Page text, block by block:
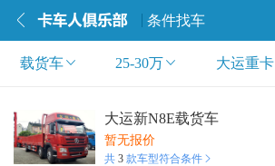
条件找车
载货车 25-30万 大运重卡
大运新N8E载货车
暂无报价
共 3 款车型符合条件